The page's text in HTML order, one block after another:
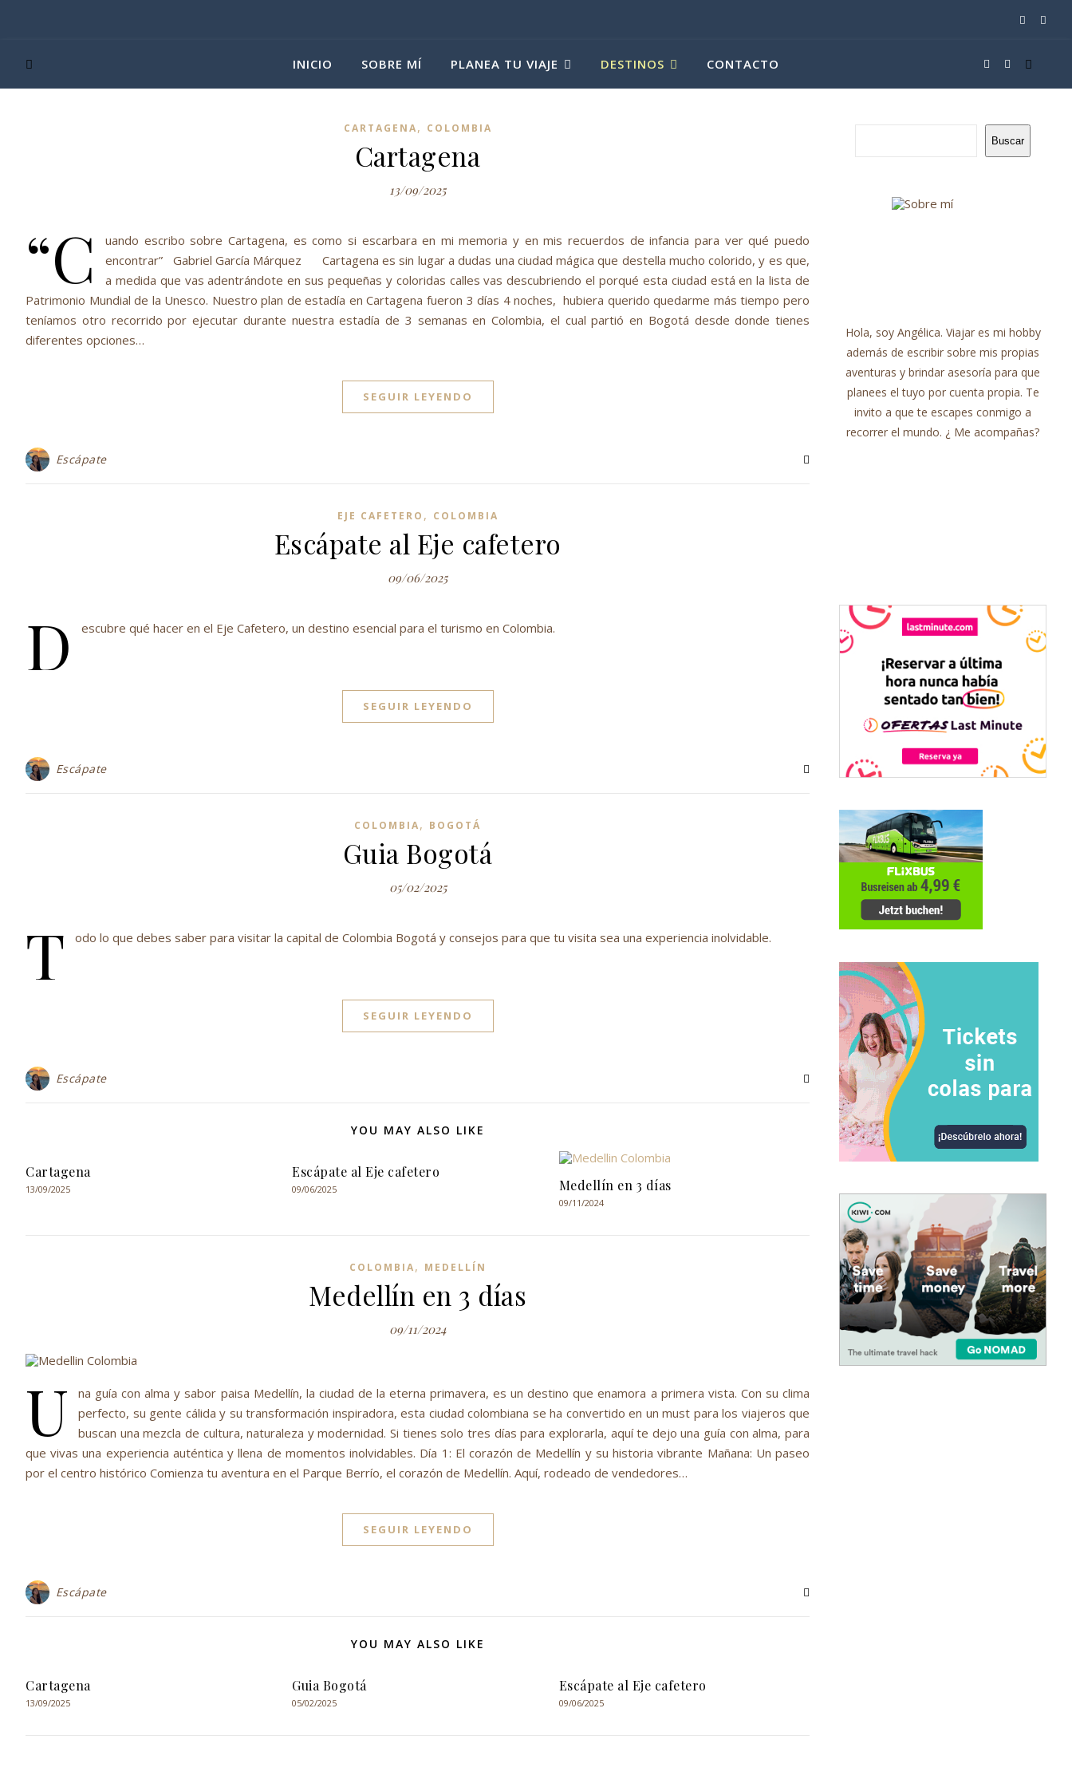
INICIO SOBRE MÍ PLANEA TU VIAJE DESTINOS CONTACTO
CARTAGENA, COLOMBIA
Cartagena
13/09/2025
“C
uando escribo sobre Cartagena, es como si escarbara en mi memoria y en mis recuerdos de infancia para ver qué puedo
encontrar” Gabriel García Márquez Cartagena es sin lugar a dudas una ciudad mágica que destella mucho colorido, y es que,
a medida que vas adentrándote en sus pequeñas y coloridas calles vas descubriendo el porqué esta ciudad está en la lista de
Patrimonio Mundial de la Unesco. Nuestro plan de estadía en Cartagena fueron 3 días 4 noches, hubiera querido quedarme más tiempo pero
teníamos otro recorrido por ejecutar durante nuestra estadía de 3 semanas en Colombia, el cual partió en Bogotá desde donde tienes
diferentes opciones…
SEGUIR LEYENDO
Escápate
EJE CAFETERO , COLOMBIA
Escápate al Eje cafetero
09/06/2025
D escubre qué hacer en el Eje Cafetero, un destino esencial para el turismo en Colombia.
SEGUIR LEYENDO
Escápate
COLOMBIA, BOGOTÁ
Guia Bogotá
05/02/2025
T odo lo que debes saber para visitar la capital de Colombia Bogotá y consejos para que tu visita sea una experiencia inolvidable.
SEGUIR LEYENDO
Escápate
YOU MAY ALSO LIKE
Cartagena
13/09/2025
Escápate al Eje cafetero
09/06/2025 Medellín en 3 días
09/11/2024
COLOMBIA, MEDELLÍN
Medellín en 3 días
09/11/2024
U
na guía con alma y sabor paisa Medellín, la ciudad de la eterna primavera, es un destino que enamora a primera vista. Con su clima
perfecto, su gente cálida y su transformación inspiradora, esta ciudad colombiana se ha convertido en un must para los viajeros que
buscan una mezcla de cultura, naturaleza y modernidad. Si tienes solo tres días para explorarla, aquí te dejo una guía con alma, para
que vivas una experiencia auténtica y llena de momentos inolvidables. Día 1: El corazón de Medellín y su historia vibrante Mañana: Un paseo
por el centro histórico Comienza tu aventura en el Parque Berrío, el corazón de Medellín. Aquí, rodeado de vendedores…
SEGUIR LEYENDO
Escápate
YOU MAY ALSO LIKE
Cartagena
13/09/2025
Guia Bogotá
05/02/2025
Escápate al Eje cafetero
09/06/2025
Buscar
Hola, soy Angélica. Viajar es mi hobby
además de escribir sobre mis propias
aventuras y brindar asesoría para que
planees el tuyo por cuenta propia. Te
invito a que te escapes conmigo a
recorrer el mundo. ¿ Me acompañas?